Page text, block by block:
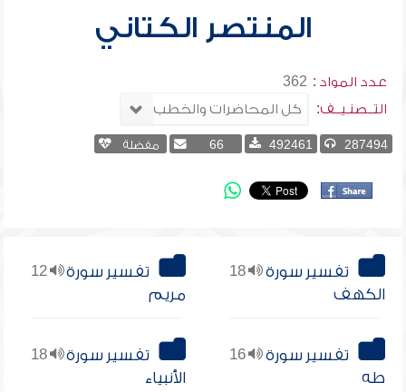
المنتصر الكتاني
عدد المواد : 362
التــصنـيــف:
287494
492461
66 مفضلة
18
تفسير سورة
الكهف
12
تفسير سورة
مريم
16
تفسير سورة
طه
18
تفسير سورة
الأنبياء